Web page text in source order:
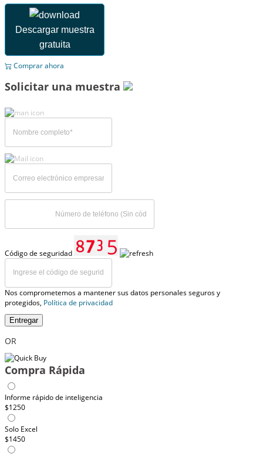
Descargar muestra
gratuita
Comprar ahora
Solicitar una muestra
Código de seguridad
Nos comprometemos a mantener sus datos personales seguros y
protegidos, Política de privacidad
Entregar
OR
Compra Rápida
Informe rápido de inteligencia
$1250
Solo Excel
$1450